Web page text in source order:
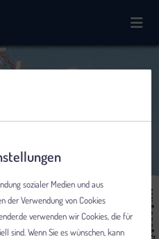
sozialer Medien und aus
der Verwendung von Cookies
verwenden wir Cookies, die für
sind. Wenn Sie es wünschen, kann